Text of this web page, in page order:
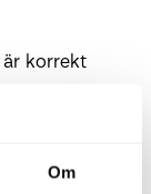
Om
korrekt